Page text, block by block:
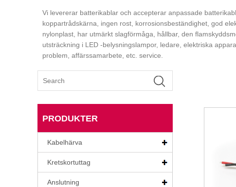
Vi levererar batterikablar och accepterar anpassade
koppartrådskärna, ingen rost, korrosionsbeständighet, god
nylonplast, har utmärkt slagförmåga, hållbar, den
utsträckning i LED -belysningslampor, ledare, elektriska
problem, affärssamarbete, etc. service.
PRODUKTER
Kabelhärva
Kretskortuttag
Anslutning